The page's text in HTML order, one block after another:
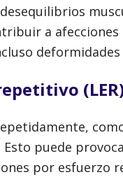
a
puede
por esfuerzo